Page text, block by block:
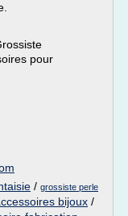
pour
/ grossiste perle
bijoux /